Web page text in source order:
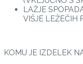
LAŽJE
VIŠJE LEŽEČIH
KOMU JE IZDELEK